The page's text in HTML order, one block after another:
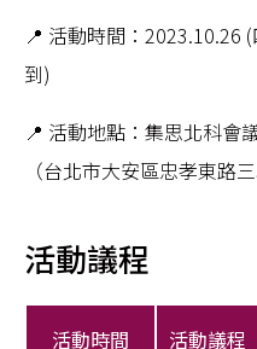
📍 活動時間：2023.10.26
到)
📍 活動地點：集思北科會
（台北市大安區忠孝東路
活動議程
活動時間 活動議程